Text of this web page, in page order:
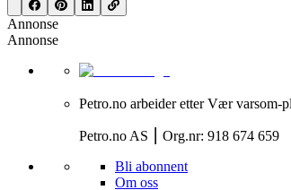
Annonse
Annonse
Petro.no arbeider etter Vær varsom-
Petro.no AS ⎮ Org.nr: 918 674 659
Bli abonnent
Om oss